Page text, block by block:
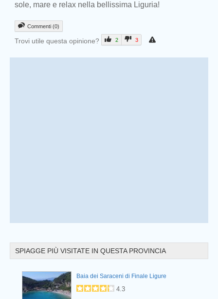
sole, mare e relax nella bellissima Liguria!
Commenti (0)
Trovi utile questa opinione? 2 3
SPIAGGE PIÙ VISITATE IN QUESTA PROVINCIA
Baia dei Saraceni di Finale Ligure
4.3